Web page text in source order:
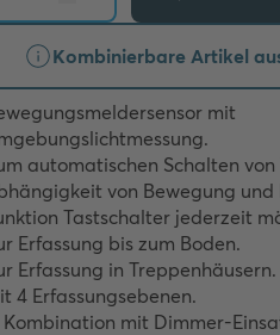
Kombinierbare Artikel
mit
automatischen Schalten
von Bewegung und
Tastschalter jederzeit
Erfassung bis zum Boden.
Erfassung in Treppenhäusern.
4 Erfassungsebenen.
Kombination mit Dimmer-